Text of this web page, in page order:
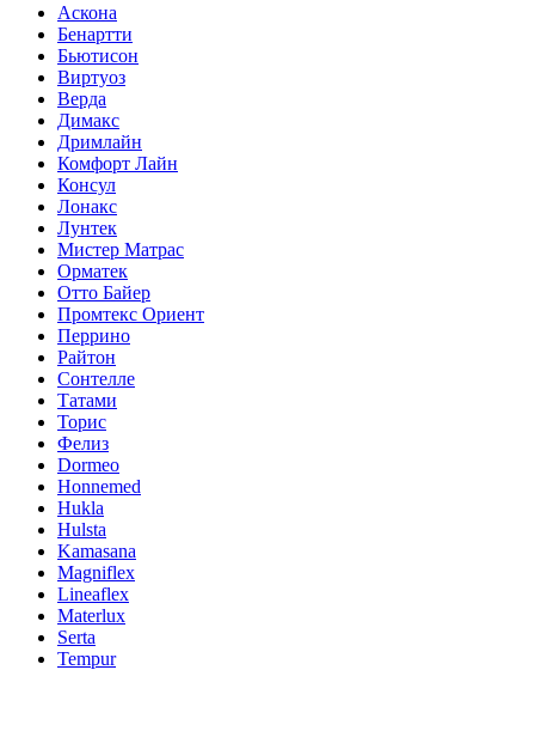
Аскона
Бенартти
Бьютисон
Виртуоз
Верда
Димакс
Дримлайн
Комфорт Лайн
Консул
Лонакс
Лунтек
Мистер Матрас
Орматек
Отто Байер
Промтекс Ориент
Перрино
Райтон
Сонтелле
Татами
Торис
Фелиз
Dormeo
Honnemed
Hukla
Hulsta
Kamasana
Magniflex
Lineaflex
Materlux
Serta
Tempur